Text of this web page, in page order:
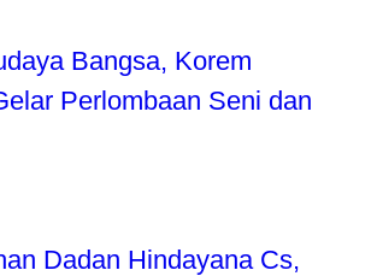
Bangsa, Korem
Perlombaan Seni dan
Dadan Hindayana Cs,